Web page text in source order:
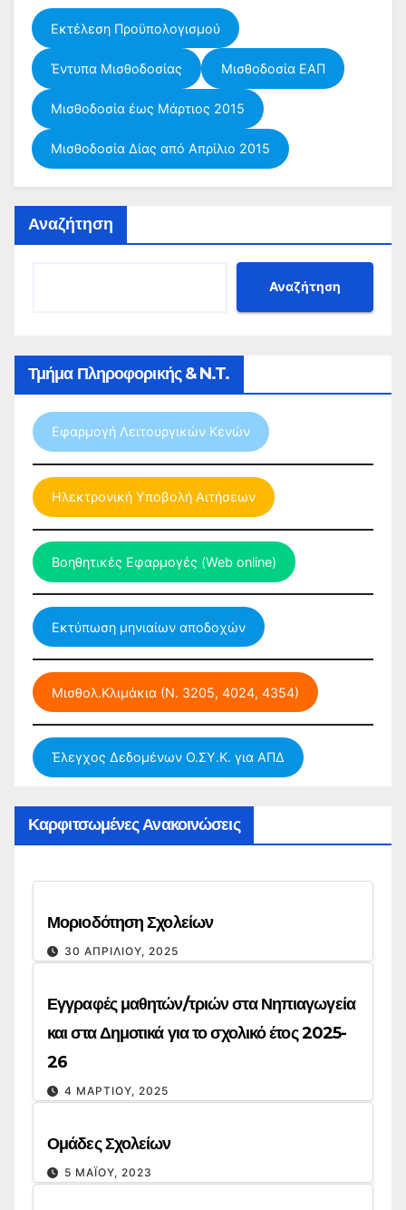
Εκτέλεση Προϋπολογισμού
Έντυπα Μισθοδοσίας Μισθοδοσία ΕΑΠ
Μισθοδοσία έως Μάρτιος 2015
Μισθοδοσία Δίας από Απρίλιο 2015
Αναζήτηση
Αναζήτηση
Τμήμα Πληροφορικής & N.T.
Εφαρμογή Λειτουργικών Κενών
Ηλεκτρονική Υποβολή Αιτήσεων
Βοηθητικές Εφαρμογές (Web online)
Εκτύπωση μηνιαίων αποδοχών
Μισθολ.Κλιμάκια (Ν. 3205, 4024, 4354)
Έλεγχος Δεδομένων Ο.ΣΥ.Κ. για ΑΠΔ
Καρφιτσωμένες Ανακοινώσεις
Μοριοδότηση Σχολείων
30 ΑΠΡΙΛΊΟΥ, 2025
Εγγραφές μαθητών/τριών στα Νηπιαγωγεία
και στα Δημοτικά για το σχολικό έτος 2025-
26
4 ΜΑΡΤΊΟΥ, 2025
Ομάδες Σχολείων
5 ΜΑΪ́ΟΥ, 2023